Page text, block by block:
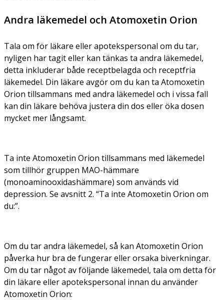
Andra läkemedel och Atomoxetin Orion
Tala om för läkare eller apotekspersonal om du tar,
nyligen har tagit eller kan tänkas ta andra läkemedel,
detta inkluderar både receptbelagda och receptfria
läkemedel. Din läkare avgör om du kan ta Atomoxetin
Orion tillsammans med andra läkemedel och i vissa fall
kan din läkare behöva justera din dos eller öka dosen
mycket mer långsamt.
Ta inte Atomoxetin Orion tillsammans med läkemedel
som tillhör gruppen MAO-hämmare
(monoaminooxidashämmare) som används vid
depression. Se avsnitt 2. “Ta inte Atomoxetin Orion om
du:”.
Om du tar andra läkemedel, så kan Atomoxetin Orion
påverka hur bra de fungerar eller orsaka biverkningar.
Om du tar något av följande läkemedel, tala om detta för
din läkare eller apotekspersonal innan du använder
Atomoxetin Orion: